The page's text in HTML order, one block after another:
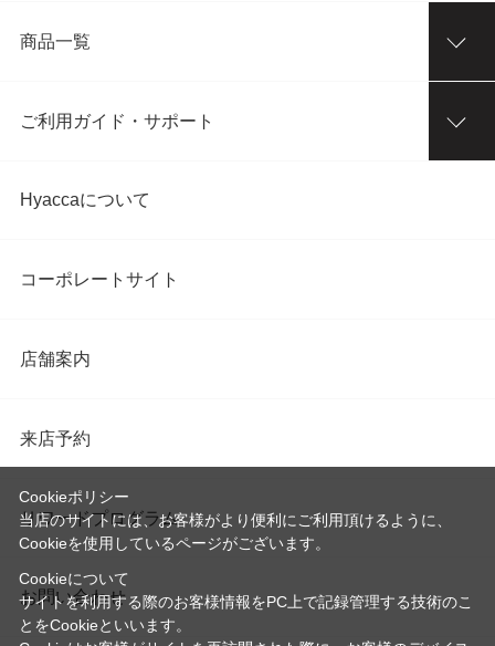
商品一覧
ご利用ガイド・サポート
Hyaccaについて
コーポレートサイト
店舗案内
来店予約
リワードプログラム
お問い合わせ
Cookieポリシー
当店のサイトには、お客様がより便利にご利用頂けるように、
Cookieを使用しているページがございます。
Cookieについて
サイトを利用する際のお客様情報をPC上で記録管理する技術のこ
とをCookieといいます。